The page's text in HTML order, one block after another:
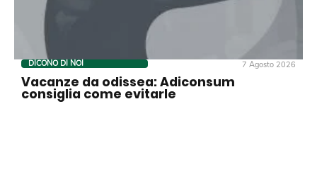
DICONO DI NOI 7 Agosto 2026
Vacanze da odissea: Adiconsum
consiglia come evitarle